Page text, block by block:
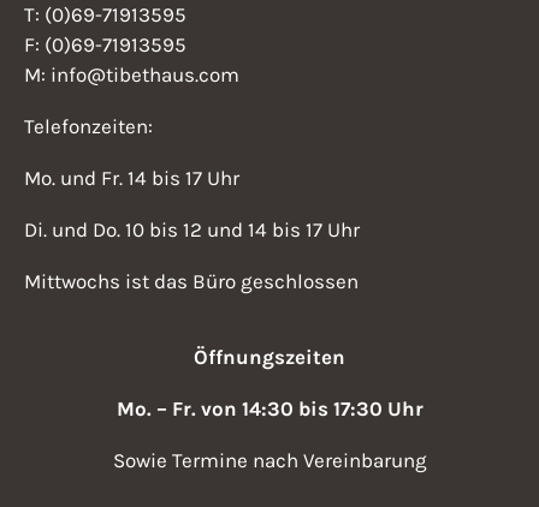
T: (0)69-71913595
F: (0)69-71913595
M: info@tibethaus.com
Telefonzeiten:
Mo. und Fr. 14 bis 17 Uhr
Di. und Do. 10 bis 12 und 14 bis 17 Uhr
Mittwochs ist das Büro geschlossen
Öffnungszeiten
Mo. – Fr. von 14:30 bis 17:30 Uhr
Sowie Termine nach Vereinbarung